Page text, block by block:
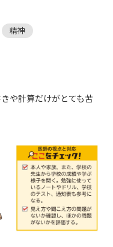
精神
や計算だけがとても苦